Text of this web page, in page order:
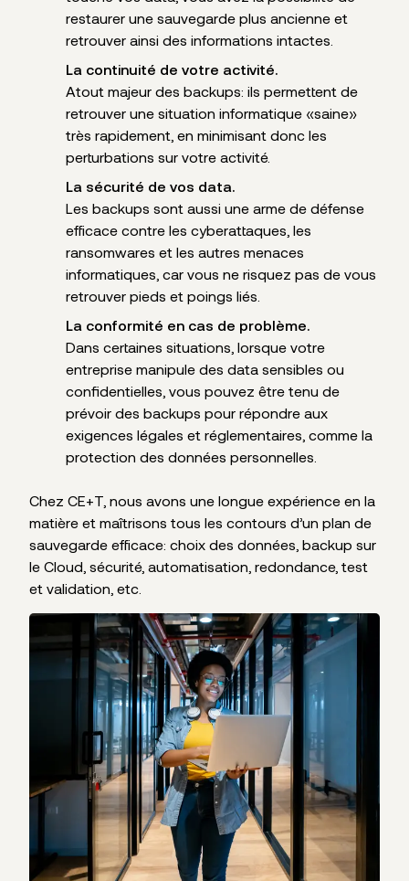
restaurer une sauvegarde plus ancienne et
retrouver ainsi des informations intactes.
La continuité de votre activité.
Atout majeur des backups: ils permettent de
retrouver une situation informatique «saine»
très rapidement, en minimisant donc les
perturbations sur votre activité.
La sécurité de vos data.
Les backups sont aussi une arme de défense
efficace contre les cyberattaques, les
ransomwares et les autres menaces
informatiques, car vous ne risquez pas de vous
retrouver pieds et poings liés.
La conformité en cas de problème.
Dans certaines situations, lorsque votre
entreprise manipule des data sensibles ou
confidentielles, vous pouvez être tenu de
prévoir des backups pour répondre aux
exigences légales et réglementaires, comme la
protection des données personnelles.
Chez CE+T, nous avons une longue expérience en la
matière et maîtrisons tous les contours d’un plan de
sauvegarde efficace: choix des données, backup sur
le Cloud, sécurité, automatisation, redondance, test
et validation, etc.